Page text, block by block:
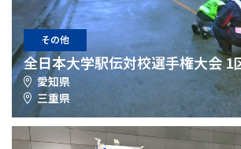
その他
全日本大学駅伝対校選手権大会 1
愛知県
三重県